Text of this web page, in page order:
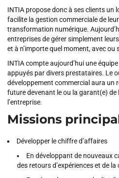
INTIA propose donc à ses clients un
facilite la gestion commerciale de
transformation numérique.
entreprises de gérer simplement
et à n’importe quel moment, avec ou
INTIA compte aujourd’hui une
appuyés par divers prestataires. Le
développement commercial aura un
future devenant le ou la garant(e)
l’entreprise.
Missions
Développer le chiffre d’affaires
En développant de nouveaux
des retours d’expériences et de